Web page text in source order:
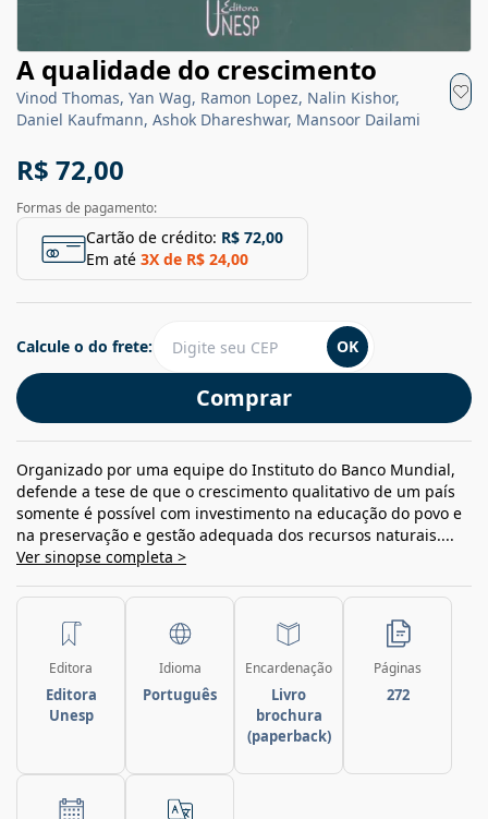
A qualidade do crescimento
Vinod Thomas, Yan Wag, Ramon Lopez, Nalin Kishor,
Daniel Kaufmann, Ashok Dhareshwar, Mansoor Dailami
R$ 72,00
Formas de pagamento:
Cartão de crédito: R$ 72,00
Em até 3X de R$ 24,00
Comprar
Calcule o do frete: OK
Organizado por uma equipe do Instituto do Banco Mundial,
defende a tese de que o crescimento qualitativo de um país
somente é possível com investimento na educação do povo e
na preservação e gestão adequada dos recursos naturais....
Ver sinopse completa >
Editora
Editora
Unesp
Idioma
Português
Encardenação
Livro
brochura
(paperback)
Páginas
272